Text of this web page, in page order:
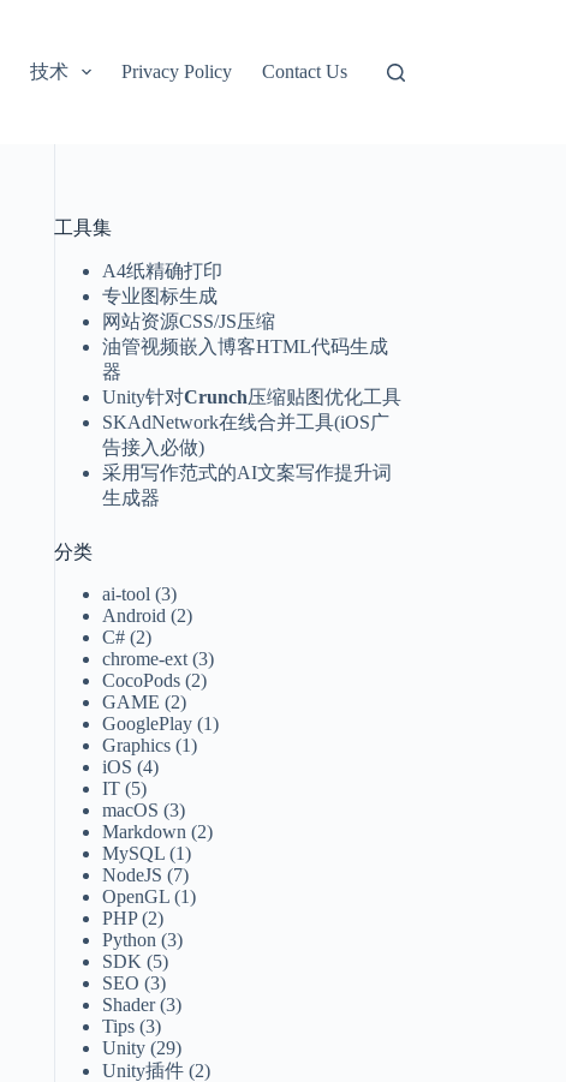
技术 Privacy Policy Contact Us
工具集
A4纸精确打印
专业图标生成
网站资源CSS/JS压缩
油管视频嵌入博客HTML代码生成
器
Unity针对Crunch压缩贴图优化工具
SKAdNetwork在线合并工具(iOS广
告接入必做)
采用写作范式的AI文案写作提升词
生成器
分类
ai-tool (3)
Android (2)
C# (2)
chrome-ext (3)
CocoPods (2)
GAME (2)
GooglePlay (1)
Graphics (1)
iOS (4)
IT (5)
macOS (3)
Markdown (2)
MySQL (1)
NodeJS (7)
OpenGL (1)
PHP(2)
Python (3)
SDK (5)
SEO (3)
Shader(3)
Tips (3)
Unity (29)
Unity插件 (2)